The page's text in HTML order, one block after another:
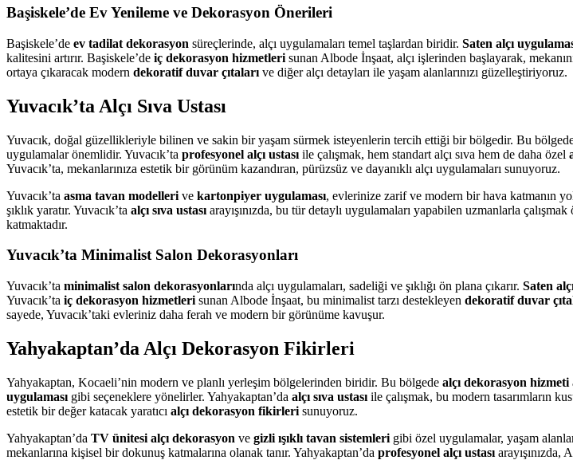
Başiskele’de Ev Yenileme ve Dekorasyon Önerileri
Başiskele’de ev tadilat dekorasyon süreçlerinde, alçı uygulamaları temel taşlardan biridir. Saten alçı
kalitesini artırır. Başiskele’de iç dekorasyon hizmetleri sunan Albode İnşaat, alçı işlerinden başlayarak,
ortaya çıkaracak modern dekoratif duvar çıtaları ve diğer alçı detayları ile yaşam alanlarınızı güzelleştiriyoruz.
Yuvacık’ta Alçı Sıva Ustası
Yuvacık, doğal güzellikleriyle bilinen ve sakin bir yaşam sürmek isteyenlerin tercih ettiği bir bölgedir. Bu
uygulamalar önemlidir. Yuvacık’ta profesyonel alçı ustası ile çalışmak, hem standart alçı sıva hem de daha özel
Yuvacık’ta, mekanlarınıza estetik bir görünüm kazandıran, pürüzsüz ve dayanıklı alçı uygulamaları sunuyoruz.
Yuvacık’ta asma tavan modelleri ve kartonpiyer uygulaması, evlerinize zarif ve modern bir hava katmanın
şıklık yaratır. Yuvacık’ta alçı sıva ustası arayışınızda, bu tür detaylı uygulamaları yapabilen uzmanlarla
katmaktadır.
Yuvacık’ta Minimalist Salon Dekorasyonları
Yuvacık’ta minimalist salon dekorasyonlarında alçı uygulamaları, sadeliği ve şıklığı ön plana çıkarır. Saten
Yuvacık’ta iç dekorasyon hizmetleri sunan Albode İnşaat, bu minimalist tarzı destekleyen dekoratif duvar
sayede, Yuvacık’taki evleriniz daha ferah ve modern bir görünüme kavuşur.
Yahyakaptan’da Alçı Dekorasyon Fikirleri
Yahyakaptan, Kocaeli’nin modern ve planlı yerleşim bölgelerinden biridir. Bu bölgede alçı dekorasyon hizmeti
uygulaması gibi seçeneklere yönelirler. Yahyakaptan’da alçı sıva ustası ile çalışmak, bu modern tasarımların
estetik bir değer katacak yaratıcı alçı dekorasyon fikirleri sunuyoruz.
Yahyakaptan’da TV ünitesi alçı dekorasyon ve gizli ışıklı tavan sistemleri gibi özel uygulamalar, yaşam
mekanlarına kişisel bir dokunuş katmalarına olanak tanır. Yahyakaptan’da profesyonel alçı ustası